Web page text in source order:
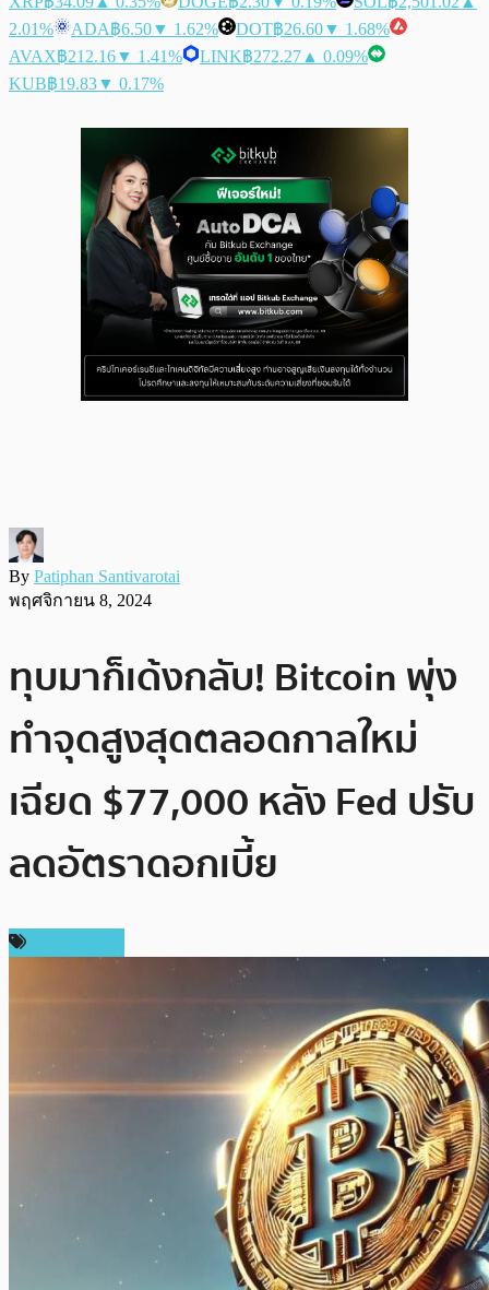
2.01%
ADA฿6.50▼ 1.62% DOT฿26.60▼ 1.68%
AVAX฿212.16▼ 1.41% LINK฿272.27 ▲ 0.09%
KUB฿19.83▼ 0.17%
By Patiphan Santivarotai
พฤศจิกายน 8, 2024
ทุบมาก็เด้งกลับ! Bitcoin พุ่ง
ทำจุดสูงสุดตลอดกาลใหม่
เฉียด $77,000 หลัง Fed ปรับ
ลดอัตราดอกเบี้ย